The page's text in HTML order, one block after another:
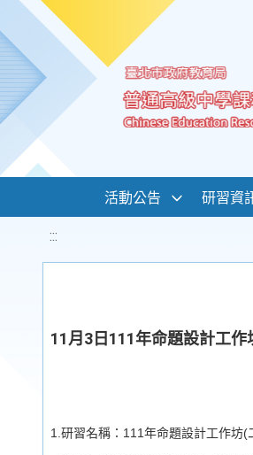
活動公告 研習資
:::
11月3日111年命題設計工作
1. 研習名稱：111年命題設計工作坊(